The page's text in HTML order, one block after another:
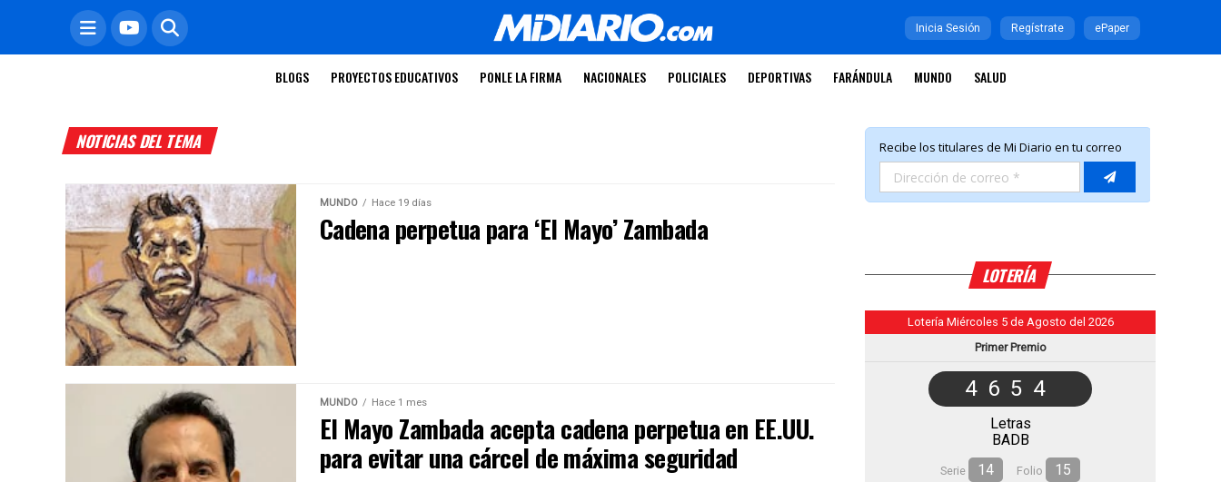
Inicia Sesión Regístrate ePaper
BLOGS PROYECTOS EDUCATIVOS PONLE LA FIRMA NACIONALES POLICIALES DEPORTIVAS FARÁNDULA MUNDO SALUD
NOTICIAS DEL TEMA
MUNDO Hace 19 días
Cadena perpetua para ‘El Mayo’ Zambada
MUNDO Hace 1 mes
El Mayo Zambada acepta cadena perpetua en EE.UU.
para evitar una cárcel de máxima seguridad
LOTERÍA
Lotería Miércoles 5 de Agosto del 2026
Primer Premio
4654
Letras
BADB
Serie 14 Folio 15